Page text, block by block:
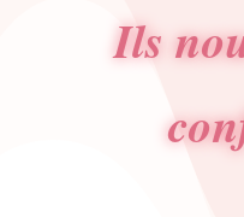
Ils